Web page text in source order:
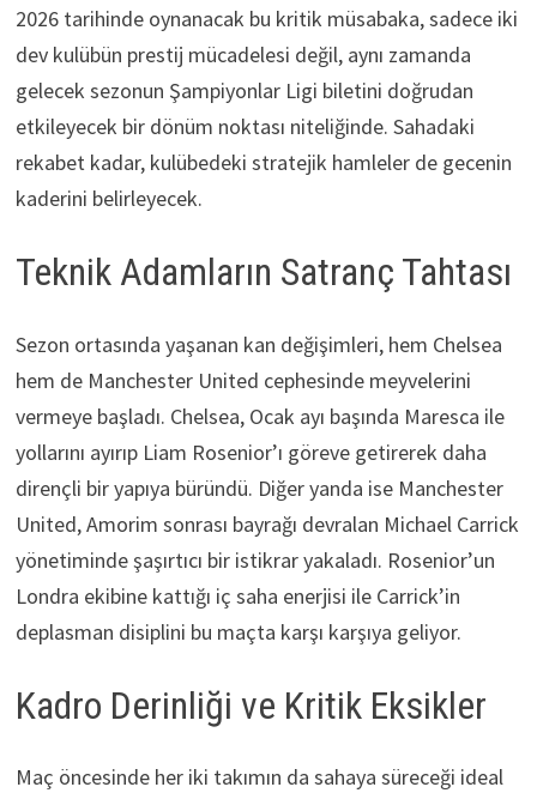
2026 tarihinde oynanacak bu kritik müsabaka, sadece iki
dev kulübün prestij mücadelesi değil, aynı zamanda
gelecek sezonun Şampiyonlar Ligi biletini doğrudan
etkileyecek bir dönüm noktası niteliğinde. Sahadaki
rekabet kadar, kulübedeki stratejik hamleler de gecenin
kaderini belirleyecek.
Teknik Adamların Satranç Tahtası
Sezon ortasında yaşanan kan değişimleri, hem Chelsea
hem de Manchester United cephesinde meyvelerini
vermeye başladı. Chelsea, Ocak ayı başında Maresca ile
yollarını ayırıp Liam Rosenior’ı göreve getirerek daha
dirençli bir yapıya büründü. Diğer yanda ise Manchester
United, Amorim sonrası bayrağı devralan Michael Carrick
yönetiminde şaşırtıcı bir istikrar yakaladı. Rosenior’un
Londra ekibine kattığı iç saha enerjisi ile Carrick’in
deplasman disiplini bu maçta karşı karşıya geliyor.
Kadro Derinliği ve Kritik Eksikler
Maç öncesinde her iki takımın da sahaya süreceği ideal